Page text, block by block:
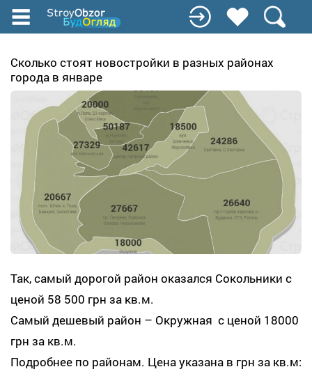
Перейти
содержанию
Сколько стоят новостройки в разных районах
города в январе
Так, самый дорогой район оказался Сокольники с
ценой 58 500 грн за кв.м.
Самый дешевый район – Окружная с ценой 18000
грн за кв.м.
Подробнее по районам. Цена указана в грн за кв.м: